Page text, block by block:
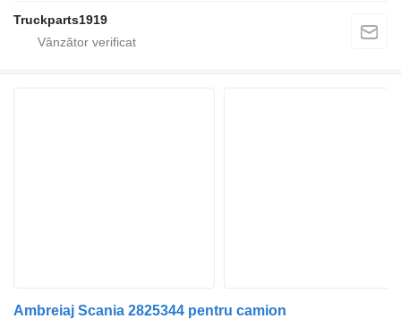
Truckparts1919
Ambreiaj Scania 2825344 pentru camion